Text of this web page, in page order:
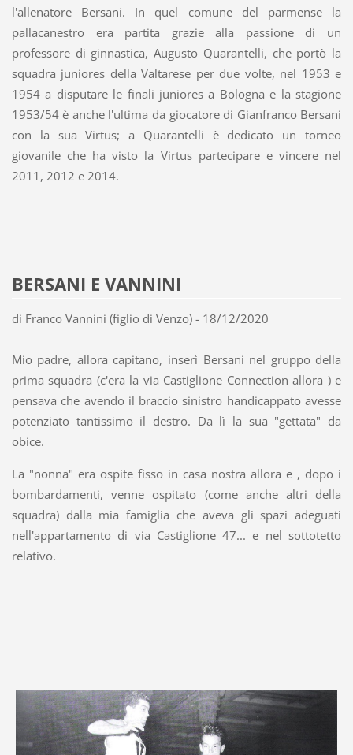
l'allenatore Bersani. In quel comune del parmense la
pallacanestro era partita grazie alla passione di un
professore di ginnastica, Augusto Quarantelli, che portò la
squadra juniores della Valtarese per due volte, nel 1953 e
1954 a disputare le finali juniores a Bologna e la stagione
1953/54 è anche l'ultima da giocatore di Gianfranco Bersani
con la sua Virtus; a Quarantelli è dedicato un torneo
giovanile che ha visto la Virtus partecipare e vincere nel
2011, 2012 e 2014.
BERSANI E VANNINI
di Franco Vannini (figlio di Venzo) - 18/12/2020
Mio padre, allora capitano, inserì Bersani nel gruppo della
prima squadra (c'era la via Castiglione Connection allora ) e
pensava che avendo il braccio sinistro handicappato avesse
potenziato tantissimo il destro. Da lì la sua "gettata" da
obice.
La "nonna" era ospite fisso in casa nostra allora e , dopo i
bombardamenti, venne ospitato (come anche altri della
squadra) dalla mia famiglia che aveva gli spazi adeguati
nell'appartamento di via Castiglione 47... e nel sottotetto
relativo.